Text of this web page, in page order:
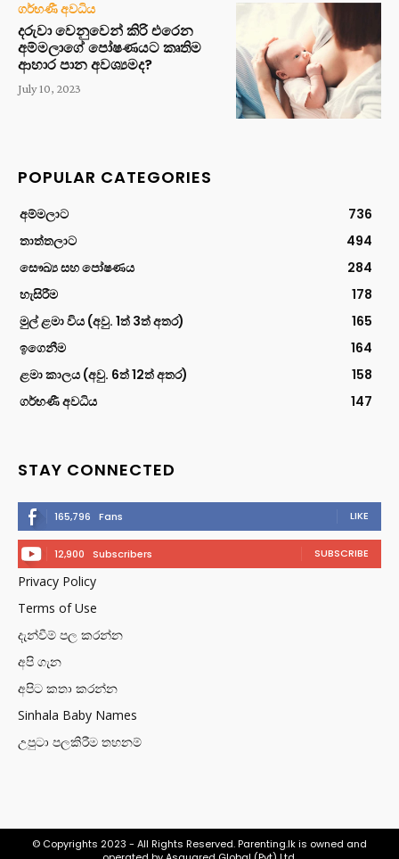
ගර්භණී අවධිය
දරුවා වෙනුවෙන් කිරි එරෙන
අම්මලාගේ පෝෂණයට කෘතිම
ආහාර පාන අවශ්‍යමද?
July 10, 2023
POPULAR CATEGORIES
අම්මලාට
736
තාත්තලාට
494
සෞඛ්‍ය සහ පෝෂණය
284
හැසිරීම
178
මුල් ළමා විය (අවු. 1ත් 3ත් අතර)
165
ඉගෙනීම
164
ළමා කාලය (අවු. 6ත් 12ත් අතර)
158
ගර්භණී අවධිය
147
STAY CONNECTED
165,796 Fans LIKE
12,900 Subscribers SUBSCRIBE
Privacy Policy
Terms of Use
දැන්වීම් පල කරන්න
අපි ගැන
අපිට කතා කරන්න
Sinhala Baby Names
උපුටා පලකිරීම තහනම්
© Copyrights 2023 - All Rights Reserved. Parenting.lk is owned and